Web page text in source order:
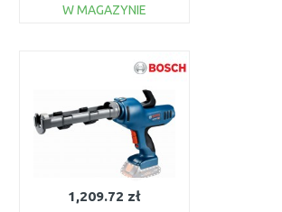
W MAGAZYNIE
Do porównania
1,209.72 zł